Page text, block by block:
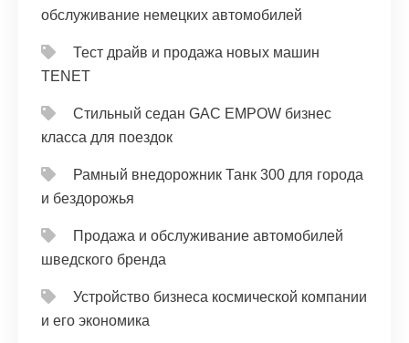
обслуживание немецких автомобилей
Тест драйв и продажа новых машин
TENET
Стильный седан GAC EMPOW бизнес
класса для поездок
Рамный внедорожник Танк 300 для города
и бездорожья
Продажа и обслуживание автомобилей
шведского бренда
Устройство бизнеса космической компании
и его экономика